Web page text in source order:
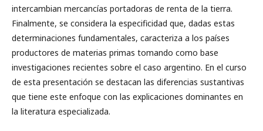
intercambian mercancías portadoras de renta de la tierra.
Finalmente, se considera la especificidad que, dadas estas
determinaciones fundamentales, caracteriza a los países
productores de materias primas tomando como base
investigaciones recientes sobre el caso argentino. En el curso
de esta presentación se destacan las diferencias sustantivas
que tiene este enfoque con las explicaciones dominantes en
la literatura especializada.